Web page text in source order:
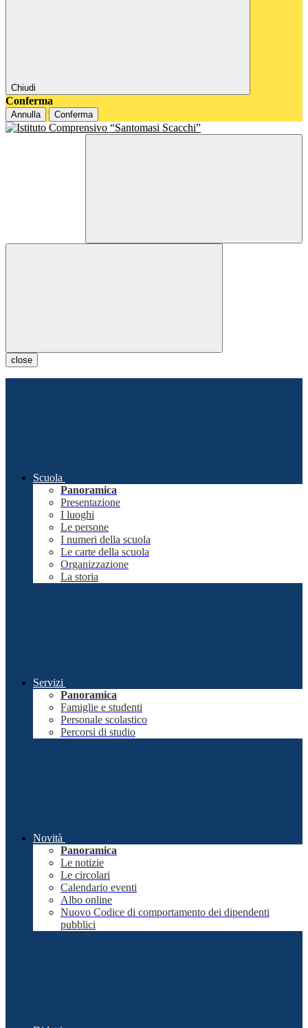
Chiudi
Conferma
Annulla Conferma
close
Scuola
Panoramica
Presentazione
I luoghi
Le persone
I numeri della scuola
Le carte della scuola
Organizzazione
La storia
Servizi
Panoramica
Famiglie e studenti
Personale scolastico
Percorsi di studio
Novità
Panoramica
Le notizie
Le circolari
Calendario eventi
Albo online
Nuovo Codice di comportamento dei dipendenti
pubblici